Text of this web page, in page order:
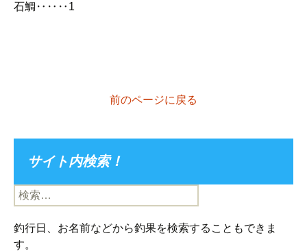
石鯛‥‥‥1
前のページに戻る
サイト内検索！
検
索:
釣行日、お名前などから釣果を検索することもできま
す。